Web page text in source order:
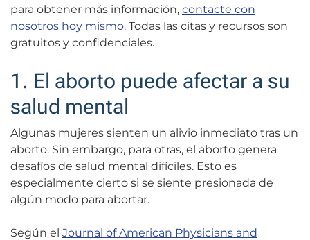
para obtener más información, contacte con
nosotros hoy mismo. Todas las citas y recursos son
gratuitos y confidenciales.
1. El aborto puede afectar a su
salud mental
Algunas mujeres sienten un alivio inmediato tras un
aborto. Sin embargo, para otras, el aborto genera
desafíos de salud mental difíciles. Esto es
especialmente cierto si se siente presionada de
algún modo para abortar.
Según el Journal of American Physicians and